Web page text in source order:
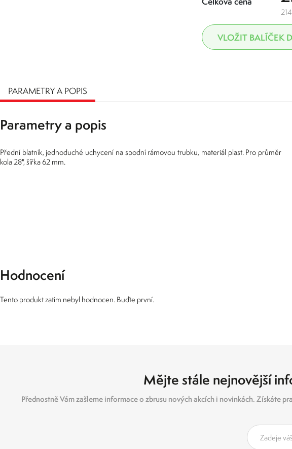
PARAMETRY A POPIS
Parametry a popis
Přední blatník, jednoduché uchycení na spodní rámovou trubku, materiál plast. Pro průměr
kola 28", šířka 62 mm.
Hodnocení
Tento produkt zatím nebyl hodnocen. Buďte první.
Mějte stále nejnovější
Přednostně Vám zašleme informace o zbrusu nových akcích i novinkách. Získáte